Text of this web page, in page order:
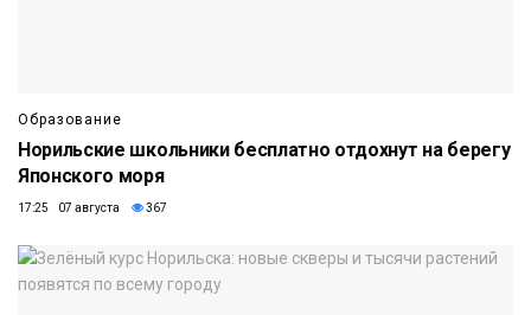
Образование
Норильские школьники бесплатно отдохнут на берегу
Японского моря
17:25 07 августа 367